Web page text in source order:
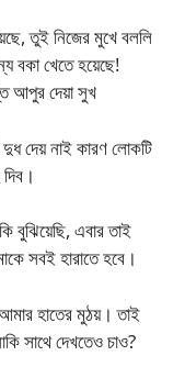
তুই নিজের মুখে বললি
বকা খেতে হয়েছে!
আপুর দেয়া সুখ
দেয় নাই কারণ লোকটি
বুঝিয়েছি, এবার তাই
সবই হারাতে হবে।
হাতের মুঠয়। তাই
সাথে দেখতেও চাও?